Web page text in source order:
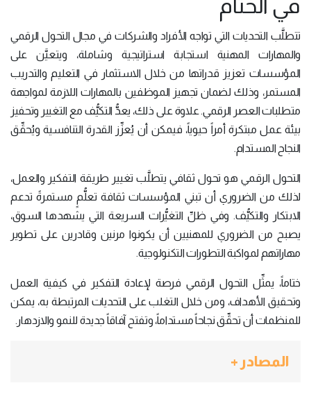
في الختام
تتطلَّب التحديات التي تواجه الأفراد والشركات في مجال التحول الرقمي
والمهارات المهنية استجابة استراتيجية وشاملة، ويتعيَّن على
المؤسسات تعزيز قدراتها من خلال الاستثمار في التعليم والتدريب
المستمر، وذلك لضمان تجهيز الموظفين بالمهارات اللازمة لمواجهة
متطلبات العصر الرقمي. علاوة على ذلك، يعدُّ التكيُّف مع التغيير وتحفيز
بيئة عمل مبتكرة أمراً حيوياً، فيمكن أن يُعزِّز القدرة التنافسية ويُحقِّق
النجاح المستدام.
التحول الرقمي هو تحول ثقافي يتطلَّب تغيير طريقة التفكير والعمل،
لذلك من الضروري أن تبني المؤسسات ثقافة تعلُّمٍ مستمرةً تدعم
الابتكار والتكيُّف. وفي ظلِّ التغيُّرات السريعة التي يشهدها السوق،
يصبح من الضروري للمهنيين أن يكونوا مرنين وقادرين على تطوير
مهاراتهم لمواكبة التطورات التكنولوجية.
ختاماً، يمثِّل التحول الرقمي فرصة لإعادة التفكير في كيفية العمل
وتحقيق الأهداف، ومن خلال التغلب على التحديات المرتبطة به، يمكن
للمنظمات أن تحقِّق نجاحاً مستداماً، وتفتح آفاقاً جديدة للنمو والازدهار.
المصادر +